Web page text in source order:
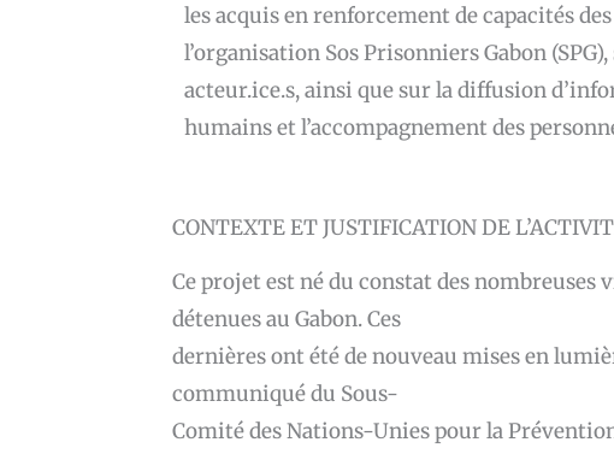
les acquis en renforcement de capacités
l’organisation Sos Prisonniers Gabon
acteur.ice.s, ainsi que sur la diffusion
humains et l’accompagnement des
CONTEXTE ET JUSTIFICATION DE
Ce projet est né du constat des nombreuses
détenues au Gabon. Ces
dernières ont été de nouveau mises en
communiqué du Sous-
Comité des Nations-Unies pour la